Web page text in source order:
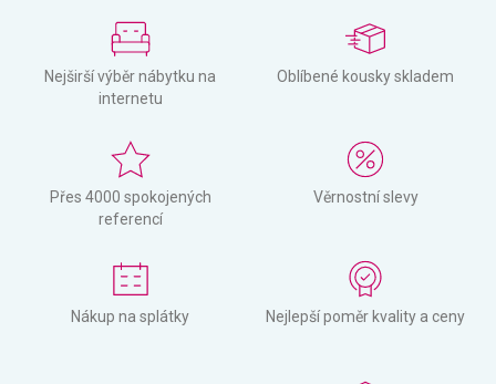
Nejširší výběr nábytku na
internetu
Oblíbené kousky skladem
Přes 4000 spokojených
referencí
Věrnostní slevy
Nákup na splátky Nejlepší poměr kvality a ceny